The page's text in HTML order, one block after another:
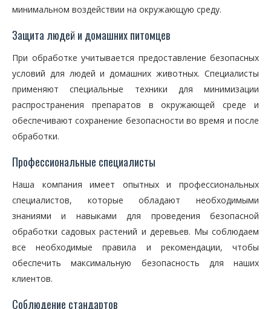
минимальном воздействии на окружающую среду.
Защита людей и домашних питомцев
При обработке учитывается предоставление безопасных
условий для людей и домашних животных. Специалисты
применяют специальные техники для минимизации
распространения препаратов в окружающей среде и
обеспечивают сохранение безопасности во время и после
обработки.
Профессиональные специалисты
Наша компания имеет опытных и профессиональных
специалистов, которые обладают необходимыми
знаниями и навыками для проведения безопасной
обработки садовых растений и деревьев. Мы соблюдаем
все необходимые правила и рекомендации, чтобы
обеспечить максимальную безопасность для наших
клиентов.
Соблюдение стандартов